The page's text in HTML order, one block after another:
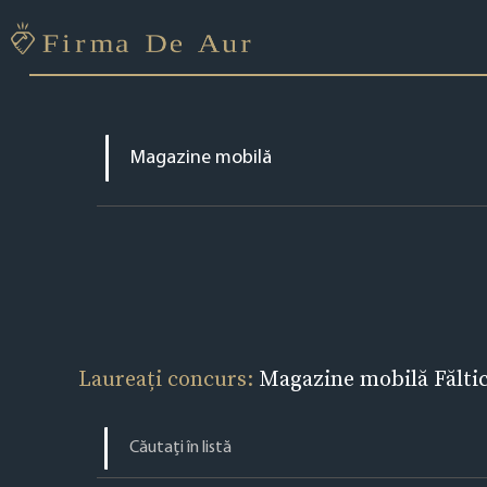
Laureați concurs: Magazine mobilă